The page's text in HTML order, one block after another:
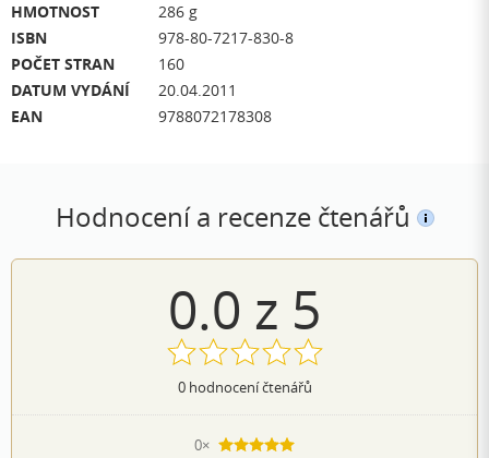
HMOTNOST
286 g
ISBN
978-80-7217-830-8
POČET STRAN
160
DATUM VYDÁNÍ
20.04.2011
EAN
9788072178308
Hodnocení a recenze čtenářů
0.0 z 5
0hodnocení čtenářů
0×
5 hvězdiček